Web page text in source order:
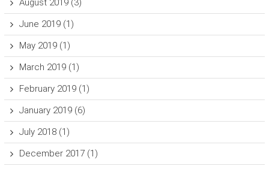
August 2019(3)
June 2019(1)
May 2019(1)
March 2019(1)
February 2019(1)
January 2019(6)
July 2018(1)
December 2017(1)